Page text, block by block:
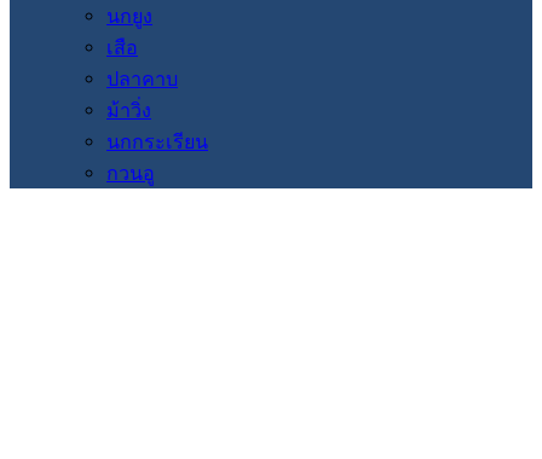
นกยูง
เสือ
ปลาคาบ
ม้าวิ่ง
นกกระเรียน
กวนอู